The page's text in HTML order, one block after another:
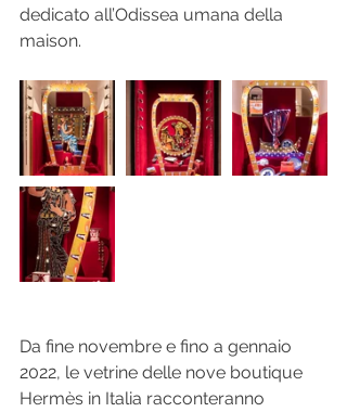
dedicato all’Odissea umana della
maison.
Da fine novembre e fino a gennaio
2022, le vetrine delle nove boutique
Hermès in Italia racconteranno